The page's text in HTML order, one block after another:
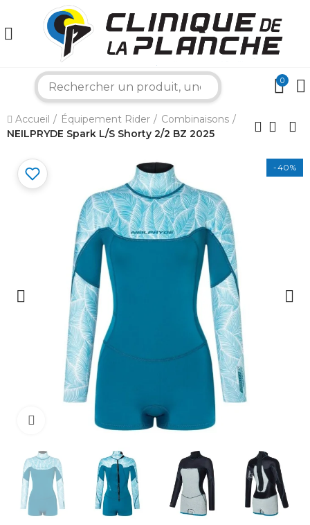
0
Accueil Équipement Rider
Combinaisons
NEILPRYDE Spark L/S Shorty 2/2 BZ 2025
-40%
Cliquez pour agrandir
Comment puis-je vous aider aujourd'hui ?